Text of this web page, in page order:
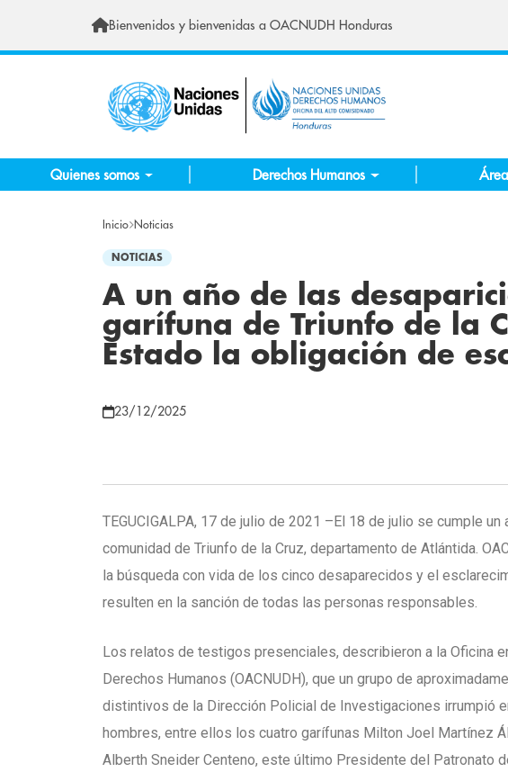
Bienvenidos y bienvenidas a OACNUDH Honduras
Quienes somos Derechos Humanos
Inicio Noticias
NOTICIAS
A un año de las
garífuna de Triunfo de la
Estado la obligación de
23/12/2025
TEGUCIGALPA, 17 de julio de 2021 –El 18 de julio se cumple
comunidad de Triunfo de la Cruz, departamento de Atlántida.
la búsqueda con vida de los cinco desaparecidos y el
resulten en la sanción de todas las personas responsables.
Los relatos de testigos presenciales, describieron a la Oficina
Derechos Humanos (OACNUDH), que un grupo de
distintivos de la Dirección Policial de Investigaciones irrumpió
hombres, entre ellos los cuatro garífunas Milton Joel Martínez
Alberth Sneider Centeno, este último Presidente del Patronato